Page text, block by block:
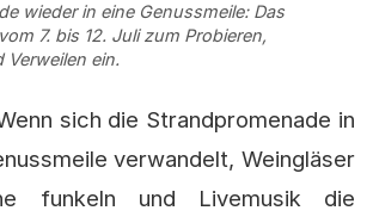
wieder in eine Genussmeile: Das
7. bis 12. Juli zum Probieren,
Verweilen ein.
sich die Strandpromenade in
verwandelt, Weingläser
funkeln und Livemusik die